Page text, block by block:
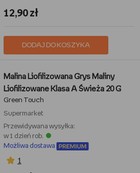
12,90 zł
DODAJ DO KOSZYKA
Malina Liofilizowana Grys Maliny
Liofilizowane Klasa A Świeża 20 G
Green Touch
Supermarket
Przewidywana wysyłka:
w 1 dzień rob.
Możliwa dostawa
1